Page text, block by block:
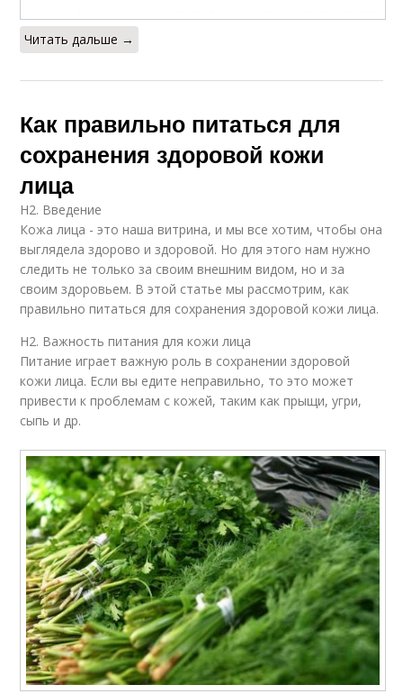
Читать дальше →
Как правильно питаться для
сохранения здоровой кожи
лица
H2. Введение
Кожа лица - это наша витрина, и мы все хотим, чтобы она
выглядела здорово и здоровой. Но для этого нам нужно
следить не только за своим внешним видом, но и за
своим здоровьем. В этой статье мы рассмотрим, как
правильно питаться для сохранения здоровой кожи лица.
H2. Важность питания для кожи лица
Питание играет важную роль в сохранении здоровой
кожи лица. Если вы едите неправильно, то это может
привести к проблемам с кожей, таким как прыщи, угри,
сыпь и др.